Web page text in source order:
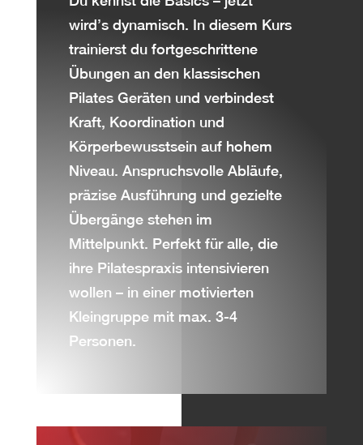
wird’s dynamisch. In diesem Kurs
trainierst du fortgeschrittene
Übungen an den klassischen
Pilates Geräten und verbindest
Kraft, Koordination und
Körperbewusstsein auf hohem
Niveau. Anspruchsvolle Abläufe,
präzise Ausführung und gezielte
Übergänge stehen im
Mittelpunkt. Perfekt für alle, die
ihre Pilatespraxis intensivieren
wollen – in einer motivierten
Kleingruppe mit max. 3-4
Personen.